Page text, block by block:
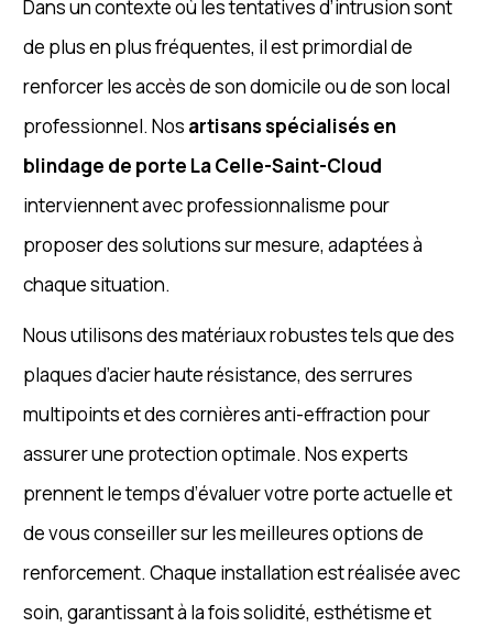
Dans un contexte où les tentatives d’intrusion sont
de plus en plus fréquentes, il est primordial de
renforcer les accès de son domicile ou de son local
professionnel. Nos artisans spécialisés en
blindage de porte La Celle-Saint-Cloud
interviennent avec professionnalisme pour
proposer des solutions sur mesure, adaptées à
chaque situation.
Nous utilisons des matériaux robustes tels que des
plaques d’acier haute résistance, des serrures
multipoints et des cornières anti-effraction pour
assurer une protection optimale. Nos experts
prennent le temps d’évaluer votre porte actuelle et
de vous conseiller sur les meilleures options de
renforcement. Chaque installation est réalisée avec
soin, garantissant à la fois solidité, esthétisme et